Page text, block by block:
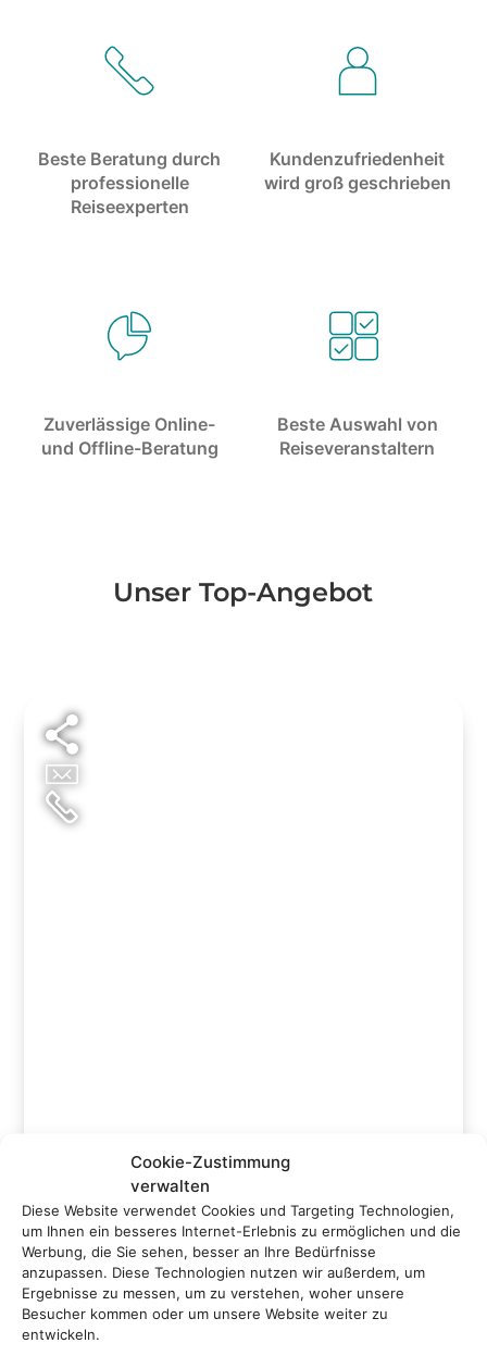
Cookie-Zustimmung
verwalten
Diese Website verwendet Cookies und Targeting Technologien,
um Ihnen ein besseres Internet-Erlebnis zu ermöglichen und die
Werbung, die Sie sehen, besser an Ihre Bedürfnisse
anzupassen. Diese Technologien nutzen wir außerdem, um
Ergebnisse zu messen, um zu verstehen, woher unsere
Besucher kommen oder um unsere Website weiter zu
entwickeln.
Beste Beratung durch
professionelle
Reiseexperten
Kundenzufriedenheit
wird groß geschrieben
Zuverlässige Online-
und Offline-Beratung
Beste Auswahl von
Reiseveranstaltern
Unser Top-Angebot
Icelandair Hotel Herad
Egilsstadir, Island
ab 729 €